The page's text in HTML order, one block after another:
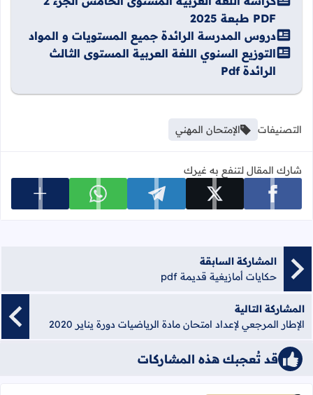
PDF طبعة 2025
دروس المدرسة الرائدة جميع المستويات و المواد
التوزيع السنوي اللغة العربية المستوى الثالث
الرائدة Pdf
التصنيفات الإمتحان المهني
شارك المقال لتنفع به غيرك
شارك على facebook شارك على x شارك على telegram شارك على whatsapp عرض
المشاركة السابقة
حكايات أمازيغية قديمة pdf
المشاركة التالية
الإطار المرجعي لإعداد امتحان مادة الرياضيات دورة يناير 2020
قد تُعجبك هذه المشاركات